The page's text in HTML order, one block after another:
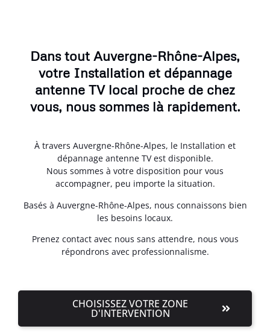
Dans tout Auvergne-Rhône-Alpes,
votre Installation et dépannage
antenne TV local proche de chez
vous, nous sommes là rapidement.
À travers Auvergne-Rhône-Alpes, le Installation et
dépannage antenne TV est disponible.
Nous sommes à votre disposition pour vous
accompagner, peu importe la situation.
Basés à Auvergne-Rhône-Alpes, nous connaissons bien
les besoins locaux.
Prenez contact avec nous sans attendre, nous vous
répondrons avec professionnalisme.
CHOISISSEZ VOTRE ZONE
D'INTERVENTION